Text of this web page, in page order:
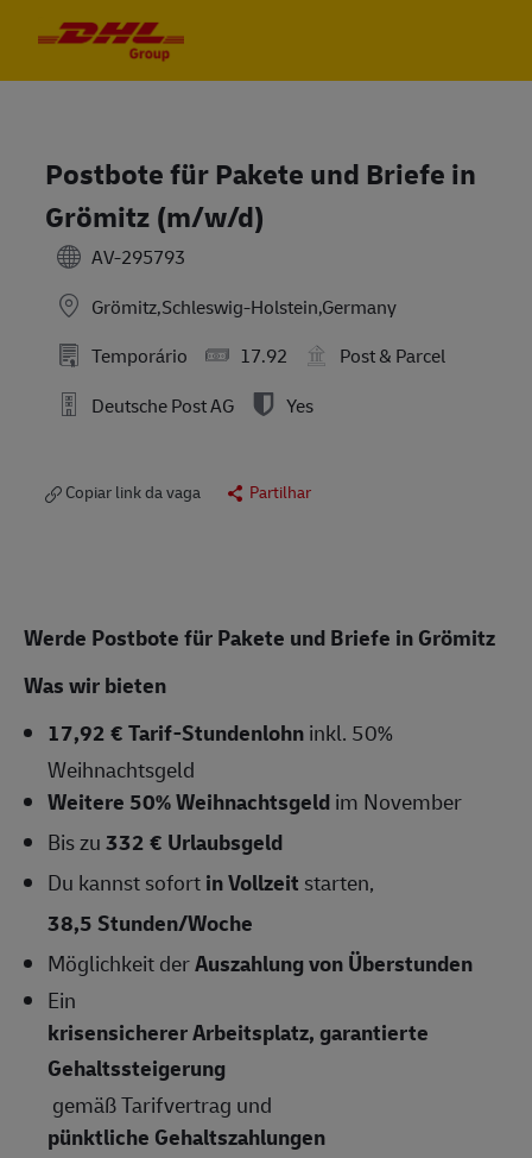
Postbote für Pakete und Briefe in
Grömitz (m/w/d)
AV-295793
Grömitz,Schleswig-Holstein,Germany
Temporário
17.92
Post & Parcel
Deutsche Post AG
Yes
Copiar link da vaga Partilhar
Werde Postbote für Pakete und Briefe in Grömitz
Was wir bieten
17,92 € Tarif-Stundenlohninkl. 50%
Weihnachtsgeld
Weitere 50% Weihnachtsgeldim November
Bis zu332 € Urlaubsgeld
Du kannst sofortin Vollzeit starten,
38,5 Stunden/Woche
Möglichkeit derAuszahlung von Überstunden
Ein
krisensicherer Arbeitsplatz, garantierte
Gehaltssteigerung
gemäß Tarifvertrag und
pünktliche Gehaltszahlungen